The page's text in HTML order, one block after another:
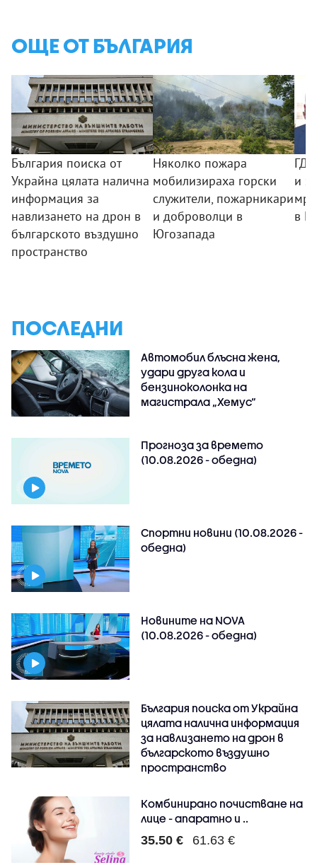
ОЩЕ ОТ БЪЛГАРИЯ
България поиска от
Украйна цялата налична
информация за
навлизането на дрон в
българското въздушно
пространство
Няколко пожара
мобилизираха горски
служители, пожарникари
и доброволци в
Югозапада
и
в
ПОСЛЕДНИ
Автомобил блъсна жена,
удари друга кола и
бензиноколонка на
магистрала „Хемус“
Прогноза за времето
(10.08.2026 - обедна)
Спортни новини (10.08.2026 -
обедна)
Новините на NOVA
(10.08.2026 - обедна)
България поиска от Украйна
цялата налична информация
за навлизането на дрон в
българското въздушно
пространство
Комбинирано почистване на
лице - апаратно и ..
35.50 € 61.63 €